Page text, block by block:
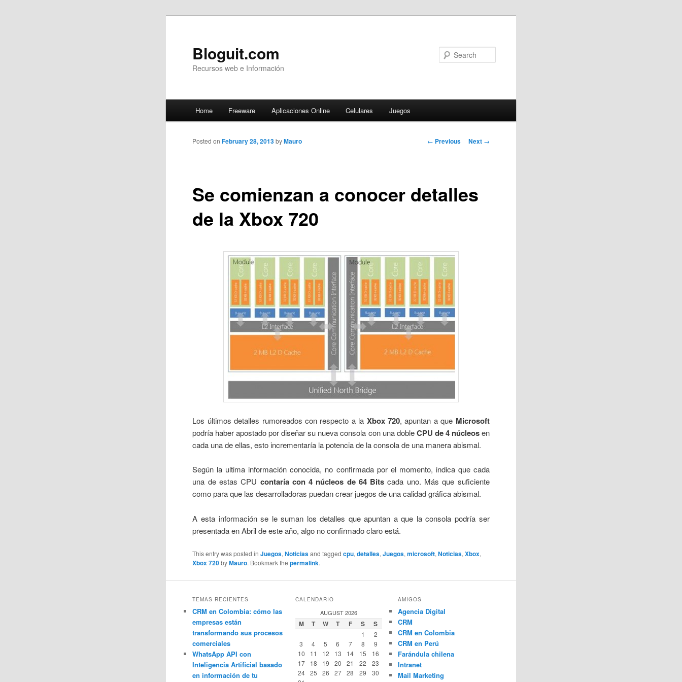
Bloguit.com
Recursos web e Información
Skip
to
content
Home Freeware Aplicaciones Online Celulares Juegos
Post
← Previous Next →
Se comienzan a conocer detalles
de la Xbox 720
Posted onFebruary 28, 2013 byMauro
Los últimos detalles rumoreados con respecto a la Xbox 720, apuntan a que Microsoft
podría haber apostado por diseñar su nueva consola con una dobleCPU de 4 núcleosen
cada una de ellas, esto incrementaría la potencia de la consola de una manera abismal.
Según la ultima información conocida, no confirmada por el momento, indica que cada
una de estas CPU contaría con 4 núcleos de 64 Bits cada uno. Más que suficiente
como para que las desarrolladoras puedan crear juegos de una calidad gráfica abismal.
A esta información se le suman los detalles que apuntan a que la consola podría ser
presentada en Abril de este año, algo no confirmado claro está.
This entry was posted inJuegos,Noticiasand taggedcpu,detalles,Juegos,microsoft,Noticias,Xbox,
Xbox 720byMauro. Bookmark thepermalink.
TEMAS RECIENTES
CRM en Colombia: cómo las
empresas están
transformando sus procesos
comerciales
WhatsApp API con
Inteligencia Artificial basado
en información de tu
CALENDARIO
AUGUST 2026
M T W T F S S
1
2
3
4 5 6 7 8
9
10
11 12 13 14 15
16
17
18 19 20 21 22
23
24
25 26 27 28 29
30
AMIGOS
Agencia Digital
CRM
CRM en Colombia
CRM en Perú
Farándula chilena
Intranet
Mail Marketing